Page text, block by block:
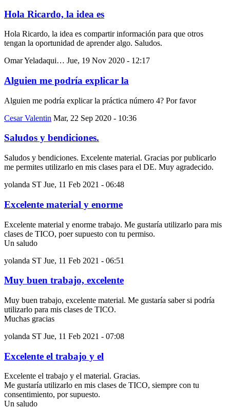
Hola Ricardo, la idea es
Hola Ricardo, la idea es compartir información para que otros
tengan la oportunidad de aprender algo. Saludos.
Omar Yeladaqui… Jue, 19 Nov 2020 - 12:17
Alguien me podría explicar la
Alguien me podría explicar la práctica número 4? Por favor
Cesar Valentin Mar, 22 Sep 2020 - 10:36
Saludos y bendiciones.
Saludos y bendiciones. Excelente material. Gracias por publicarlo
me permites utilizarlo en mis clases para el DE. Muy agradecido.
yolanda ST Jue, 11 Feb 2021 - 06:48
Excelente material y enorme
Excelente material y enorme trabajo. Me gustaría utilizarlo para mis
clases de TICO, poer supuesto con tu permiso.
Un saludo
yolanda ST Jue, 11 Feb 2021 - 06:51
Muy buen trabajo, excelente
Muy buen trabajo, excelente material. Me gustaría saber si podría
utilizarlo para mis clases de TICO.
Muchas gracias
yolanda ST Jue, 11 Feb 2021 - 07:08
Excelente el trabajo y el
Excelente el trabajo y el material. Gracias.
Me gustaría utilizarlo en mis clases de TICO, siempre con tu
consentimiento, por supuesto.
Un saludo